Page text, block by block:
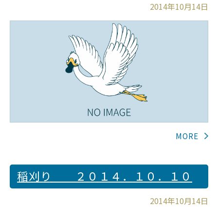
2014年10月14日
稲刈り ２０１４．１０．１０
2014年10月14日